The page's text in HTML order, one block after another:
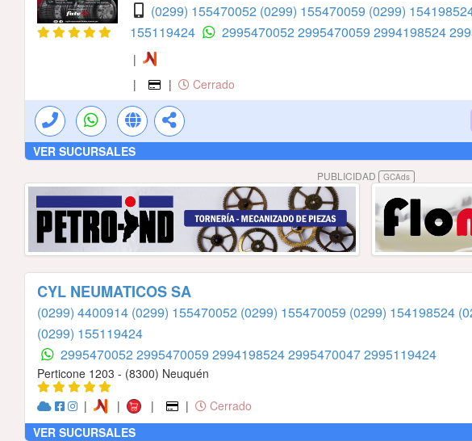
(0299) 155470052 (0299) 155470059 (0299)
155119424
2995470052 2995470059 2994198524
|
|
| Cerrado
VER SUCURSALES
PUBLICIDAD GCAds
CYL NEUMATICOS SA
(0299) 4400914 (0299) 155470052 (0299) 155470059 (0299) 154198524
(0299) 155119424
2995470052 2995470059 299419852429954700472995119424
Perticone 1203 - (8300) Neuquén
|
| | | Cerrado
VER SUCURSALES